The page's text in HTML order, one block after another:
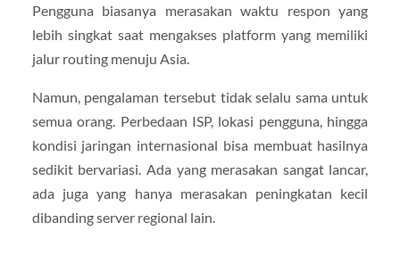
Pengguna biasanya merasakan waktu respon yang
lebih singkat saat mengakses platform yang memiliki
jalur routing menuju Asia.
Namun, pengalaman tersebut tidak selalu sama untuk
semua orang. Perbedaan ISP, lokasi pengguna, hingga
kondisi jaringan internasional bisa membuat hasilnya
sedikit bervariasi. Ada yang merasakan sangat lancar,
ada juga yang hanya merasakan peningkatan kecil
dibanding server regional lain.